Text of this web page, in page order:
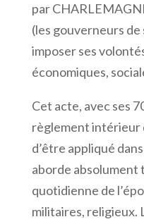
par
(les gouverneurs
imposer ses
économiques,
Cet acte, avec ses
règlement intérieur
d’être appliqué
aborde absolument
quotidienne de
militaires, religieux.